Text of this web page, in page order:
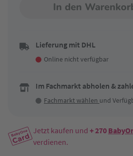
In den
Lieferung mit DHL
Online nicht verfügbar
Im Fachmarkt abholen &
Fachmarkt wählen und
Jetzt kaufen und + 270
verdienen.